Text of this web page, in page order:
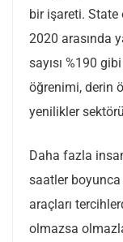
bir işareti.
2020 arasında
sayısı %190
öğrenimi, derin
yenilikler
Daha fazla
saatler
araçları
olmazsa